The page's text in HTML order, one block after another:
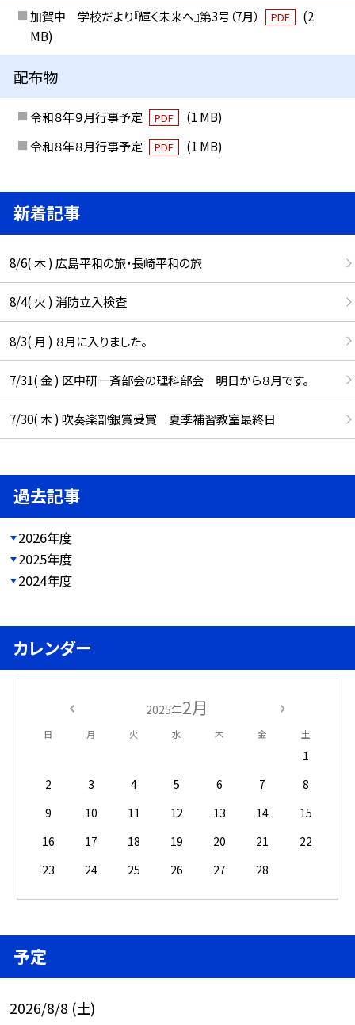
加賀中 学校だより『輝く未来へ』第3号（7月） PDF
(2
MB)
配布物
令和８年９月行事予定 PDF
(1 MB)
令和８年８月行事予定
PDF (1 MB)
新着記事
8/6( 木 ) 広島平和の旅・長崎平和の旅
8/4( 火 ) 消防立入検査
8/3( 月 ) ８月に入りました。
7/31( 金 ) 区中研一斉部会の理科部会 明日から８月です。
7/30( 木 ) 吹奏楽部銀賞受賞 夏季補習教室最終日
過去記事
2026年度
2025年度
2024年度
カレンダー
2025年2月
日 月 火 水 木 金 土
1
2
3 4 5 6 7
8
9
10 11 12 13 14
15
16
17 18 19 20 21
22
23
24 25 26 27 28
予定
2026/8/8 (土)